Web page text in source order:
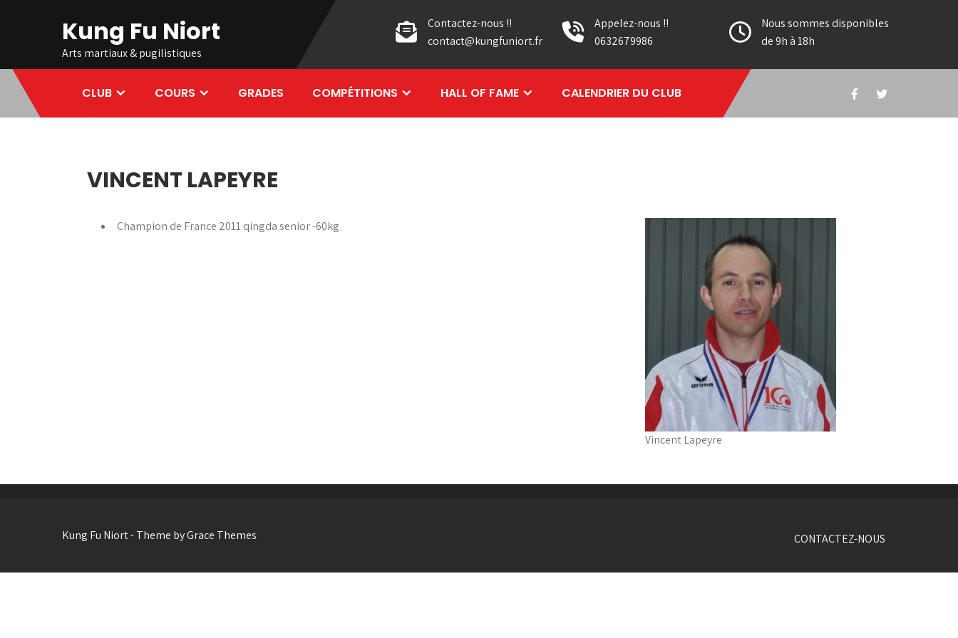
Kung Fu Niort
Arts martiaux & pugilistiques
Contactez-nous !!
contact@kungfuniort.fr
Appelez-nous !!
0632679986
Nous sommes disponibles
de 9h à 18h
CLUB COURS GRADES COMPÉTITIONS HALL OF FAME CALENDRIER DU CLUB
VINCENT LAPEYRE
Champion de France 2011 qingda senior -60kg
Vincent Lapeyre
Kung Fu Niort - Theme by Grace Themes CONTACTEZ-NOUS